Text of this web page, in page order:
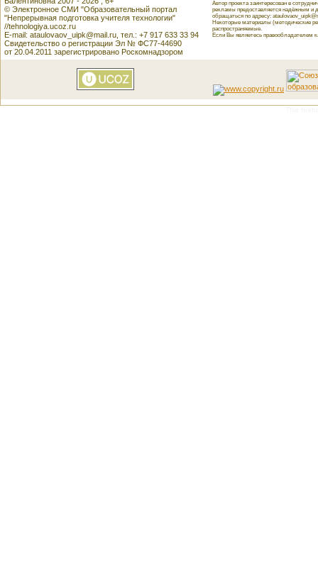
© Электронное СМИ "Образовательный портал
"Непрерывная подготовка учителя технологии"
//tehnologiya.ucoz.ru
E-mail: ataulovaov_uipk@mail.ru, тел.: +7 917 633 33 94
Свидетельство о регистрации Эл № ФС77-44690
от 20.04.2011 зарегистрировано Роскомнадзором
Автор проекта заинтересован в
рекламы предоставляется надёжным и
обращаться по адресу:
Некоторые материалы (методические
распространяемые.
Если Вы являетесь правообладателем